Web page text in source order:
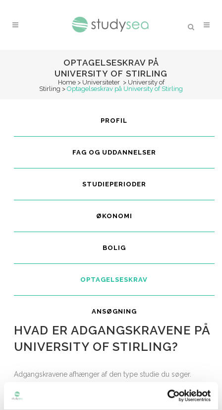
OPTAGELSESKRAV PÅ
UNIVERSITY OF STIRLING
Home> Universiteter > University of
Stirling > Optagelseskrav på University of Stirling
PROFIL
FAG OG UDDANNELSER
STUDIEPERIODER
ØKONOMI
BOLIG
OPTAGELSESKRAV
ANSØGNING
HVAD ER ADGANGSKRAVENE PÅ
UNIVERSITY OF STIRLING?
Adgangskravene afhænger af den type studie du søger.
kontakt Studysea for vejledning.